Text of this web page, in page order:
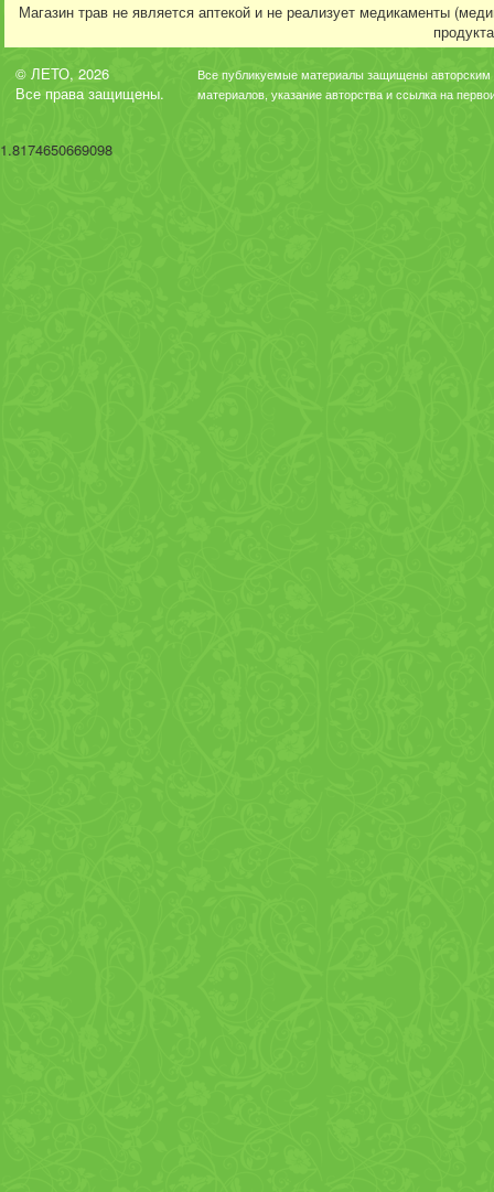
Магазин трав не является аптекой и не реализует медикаменты
© ЛЕТО, 2026
Все права защищены.
Все публикуемые материалы защищены авторским
материалов, указание авторства и ссылка на
1.8174650669098